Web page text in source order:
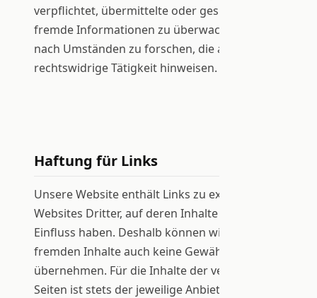
verpflichtet, übermittelte oder gespeicherte
fremde Informationen zu überwachen oder
nach Umständen zu forschen, die auf eine
rechtswidrige Tätigkeit hinweisen.
Haftung für Links
Unsere Website enthält Links zu externen
Websites Dritter, auf deren Inhalte wir keinen
Einfluss haben. Deshalb können wir für diese
fremden Inhalte auch keine Gewähr
übernehmen. Für die Inhalte der verlinkten
Seiten ist stets der jeweilige Anbieter oder